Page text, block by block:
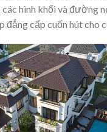
các hình khối và đường
đẳng cấp cuốn hút cho